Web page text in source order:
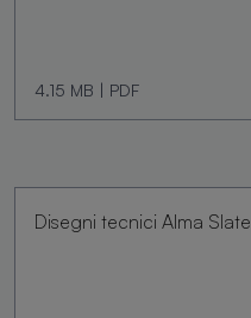
4.15 MB | PDF
Disegni tecnici Alma Slate